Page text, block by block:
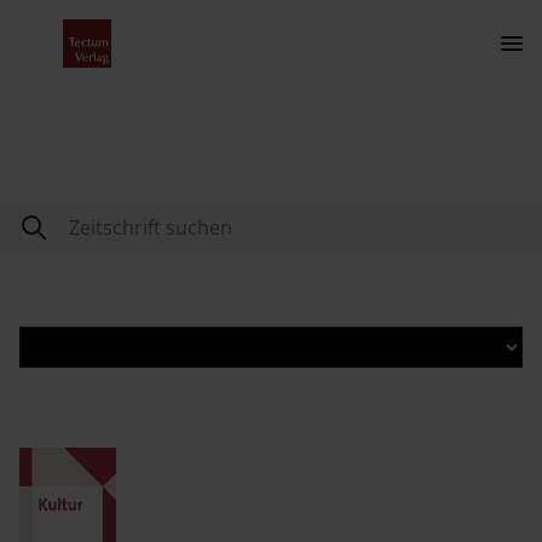
The Publishing House
Programme